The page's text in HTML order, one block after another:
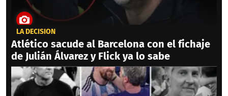
LA DECISIÓN
Atlético sacude al Barcelona con el fichaje
de Julián Álvarez y Flick ya lo sabe